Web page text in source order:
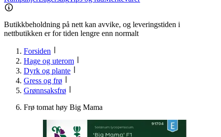
Butikkbeholdning på nett kan avvike, og leveringstiden i
nettbutikken er for tiden lengre enn normalt
Forsiden
Hage og uterom
Dyrk og plante
Gress og frø
Grønnsaksfrø
Frø tomat høy Big Mama